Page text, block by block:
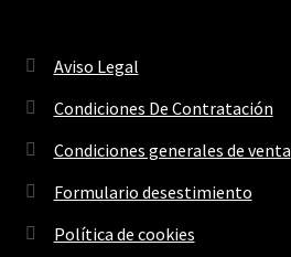
Aviso Legal
Condiciones De Contratación
Condiciones generales de venta
Formulario desestimiento
Política de cookies